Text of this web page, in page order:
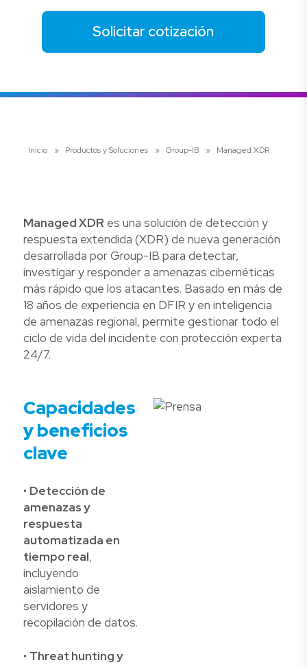
Solicitar cotización
Inicio » Productos y Soluciones » Group-IB » Managed XDR
Managed XDR es una solución de detección y
respuesta extendida (XDR) de nueva generación
desarrollada por Group-IB para detectar,
investigar y responder a amenazas cibernéticas
más rápido que los atacantes. Basado en más de
18 años de experiencia en DFIR y en inteligencia
de amenazas regional, permite gestionar todo el
ciclo de vida del incidente con protección experta
24/7.
Capacidades
y beneficios
clave
• Detección de
amenazas y
respuesta
automatizada en
tiempo real,
incluyendo
aislamiento de
servidores y
recopilación de datos.
• Threat hunting y